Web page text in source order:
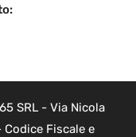
SRL - Via Nicola
Codice Fiscale e